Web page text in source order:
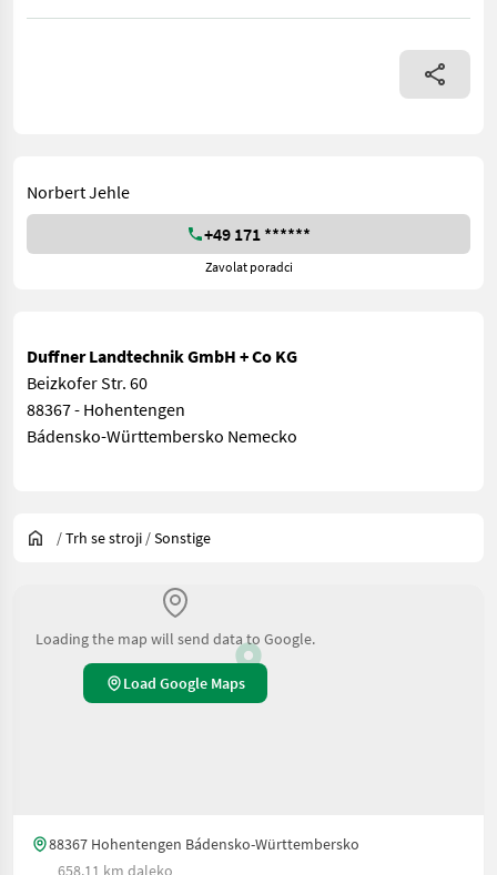
DOPPELREIHENKEHRER Für Frontanbau, auch ohne
Norbert Jehle
+49 171 ******
Zavolat poradci
Duffner Landtechnik GmbH + Co KG
Beizkofer Str. 60
88367 - Hohentengen
Bádensko-Württembersko Nemecko
/Trh se stroji /Sonstige
Loading the map will send data to Google.
Load Google Maps
88367 Hohentengen Bádensko-Württembersko
658.11 km daleko